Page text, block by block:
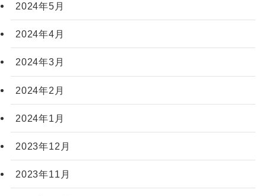
2024年5月
2024年4月
2024年3月
2024年2月
2024年1月
2023年12月
2023年11月